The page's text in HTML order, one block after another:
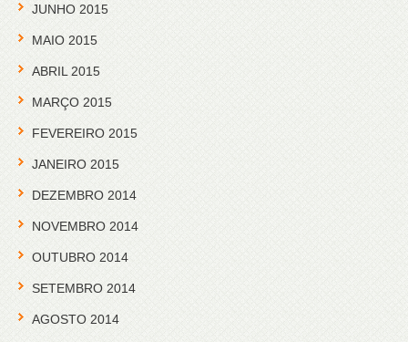
JUNHO 2015
MAIO 2015
ABRIL 2015
MARÇO 2015
FEVEREIRO 2015
JANEIRO 2015
DEZEMBRO 2014
NOVEMBRO 2014
OUTUBRO 2014
SETEMBRO 2014
AGOSTO 2014